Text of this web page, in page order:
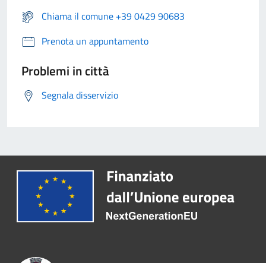
Chiama il comune +39 0429 90683
Prenota un appuntamento
Problemi in città
Segnala disservizio